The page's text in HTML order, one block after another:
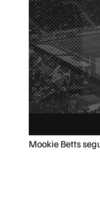
Mookie Betts